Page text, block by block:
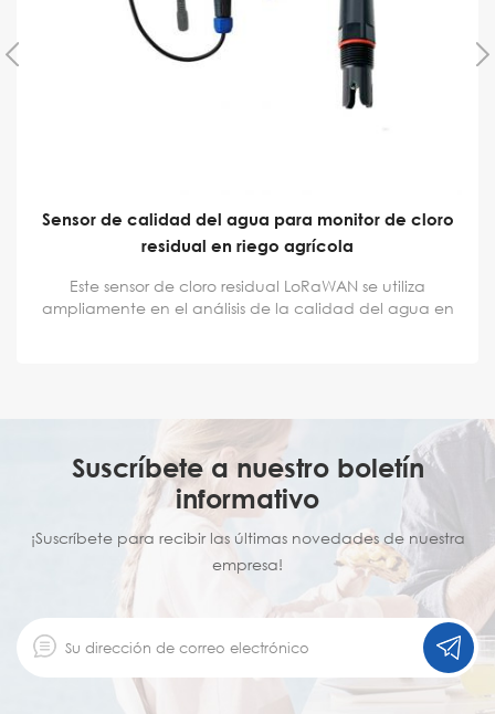
Sensor de pH industrial digital duradero para el
monitoreo de la calidad del agua
Sensor de pH de calidad del agua ZoneWu LoRaWAN
con rango de 0 a 14. Temperatura de funcionamiento:
Suscríbete a nuestro boletín
informativo
¡Suscríbete para recibir las últimas novedades de nuestra
empresa!